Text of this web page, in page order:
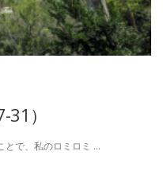
）
とで、私のロミロミ …